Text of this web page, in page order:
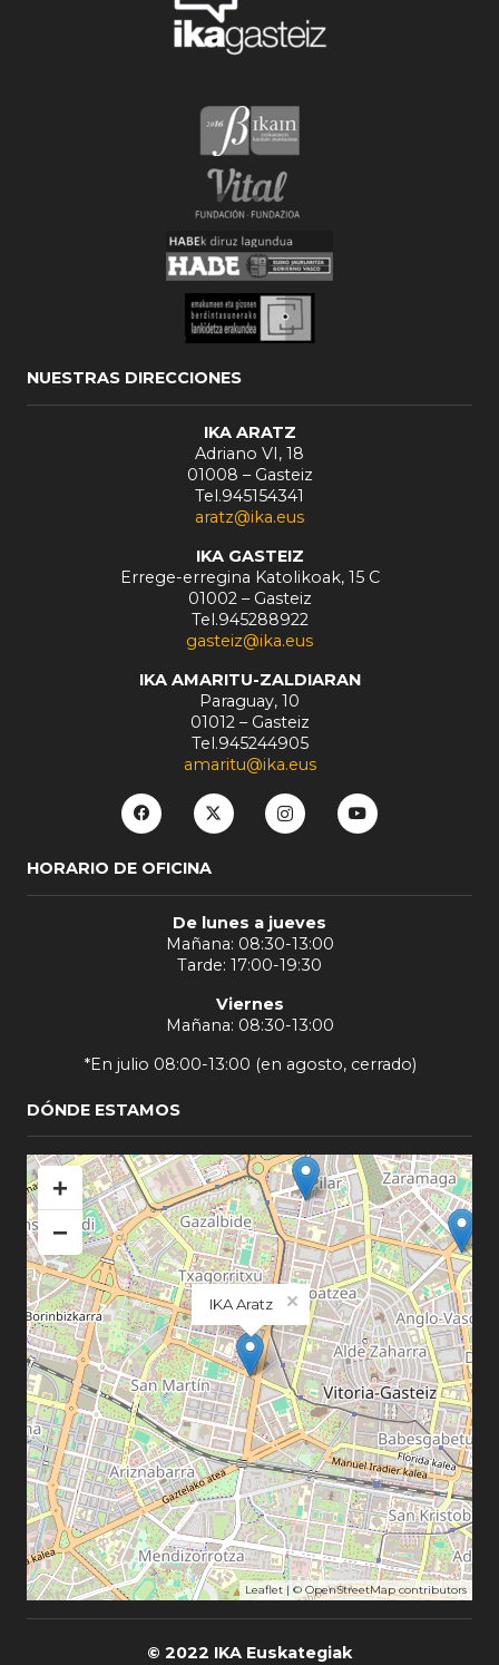
NUESTRAS DIRECCIONES
IKA ARATZ
Adriano VI, 18
01008 – Gasteiz
Tel.945154341
aratz@ika.eus
IKA GASTEIZ
Errege-erregina Katolikoak, 15 C
01002 – Gasteiz
Tel.945288922
gasteiz@ika.eus
IKA AMARITU-ZALDIARAN
Paraguay, 10
01012 – Gasteiz
Tel.945244905
amaritu@ika.eus
HORARIO DE OFICINA
De lunes a jueves
Mañana: 08:30-13:00
Tarde: 17:00-19:30
Viernes
Mañana: 08:30-13:00
*En julio 08:00-13:00 (en agosto, cerrado)
DÓNDE ESTAMOS
IKA Aratz ×
+
−
Leaflet| ©OpenStreetMapcontributors
© 2022 IKA Euskategiak